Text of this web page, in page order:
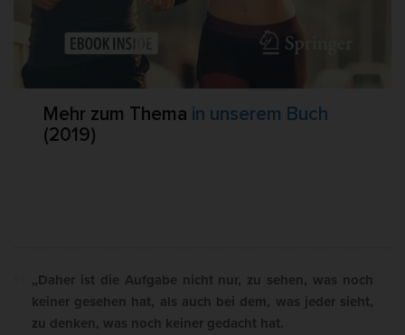
Mehr zum Thema in unserem Buch
(2019)
„Daher ist die Aufgabe nicht nur, zu sehen, was noch
keiner gesehen hat, als auch bei dem, was jeder sieht,
zu denken, was noch keiner gedacht hat.